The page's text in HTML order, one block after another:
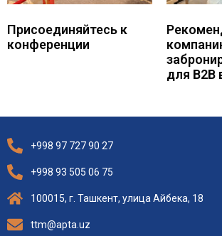
Присоединяйтесь к
конференции
для B2B
+998 97 727 90 27
+998 93 505 06 75
100015, г. Ташкент, улица Айбека, 18
ttm@apta.uz